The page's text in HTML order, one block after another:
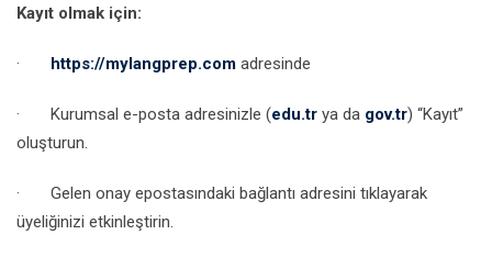
Kayıt olmak için:
· https://mylangprep.com adresinde
· Kurumsal e-posta adresinizle (edu.tr ya da gov.tr) “Kayıt”
oluşturun.
· Gelen onay epostasındaki bağlantı adresini tıklayarak
üyeliğinizi etkinleştirin.